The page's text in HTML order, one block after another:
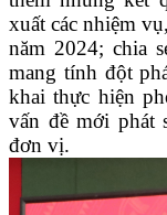
xuất các nhiệm
năm 2024; chia
mang tính đột
khai thực hiện
vấn đề mới phát
đơn vị.